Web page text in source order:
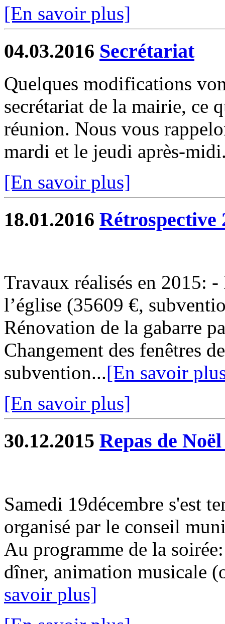
[En savoir plus]
04.03.2016 Secrétariat
Quelques modifications
secrétariat de la mairie, ce
réunion. Nous vous
mardi et le jeudi après-
[En savoir plus]
18.01.2016 Rétrospective
Travaux réalisés en 2015:
l’église (35609 €,
Rénovation de la gabarre
Changement des fenêtres
subvention...[En savoir
[En savoir plus]
30.12.2015 Repas de
Samedi 19décembre s'est
organisé par le conseil
Au programme de la
dîner, animation musicale
savoir plus]